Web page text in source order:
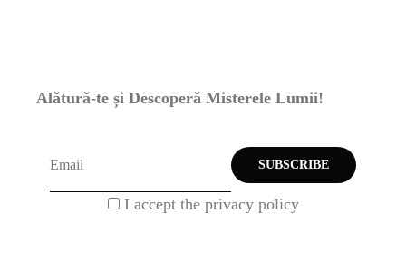
Alătură-te și Descoperă Misterele Lumii!
I accept the privacy policy